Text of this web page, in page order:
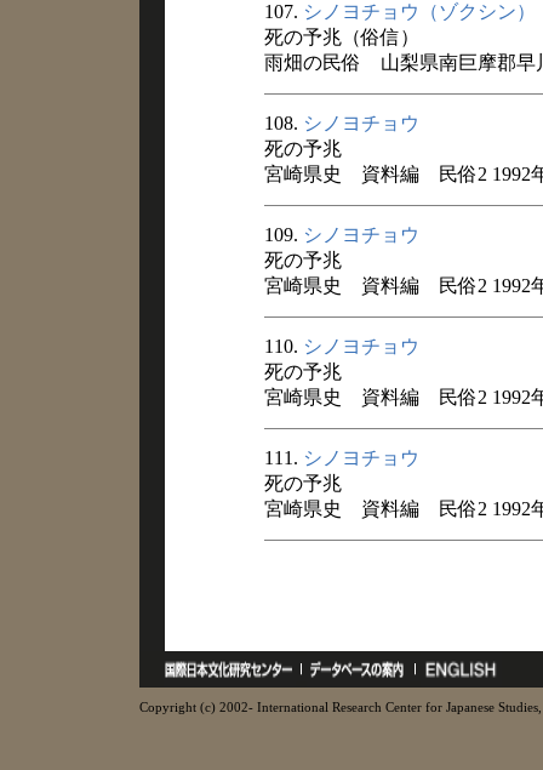
107. シノヨチョウ（ゾクシン）
死の予兆（俗信）
雨畑の民俗 山梨県南巨摩郡早
108. シノヨチョウ
死の予兆
宮崎県史 資料編 民俗2 1992
109. シノヨチョウ
死の予兆
宮崎県史 資料編 民俗2 1992
110. シノヨチョウ
死の予兆
宮崎県史 資料編 民俗2 1992
111. シノヨチョウ
死の予兆
宮崎県史 資料編 民俗2 1992
Copyright (c) 2002- International Research Center for Japanese